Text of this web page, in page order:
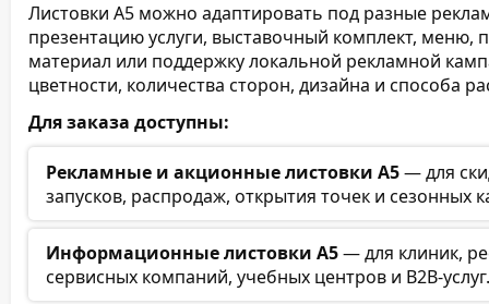
Листовки А5 можно адаптировать под разные
презентацию услуги, выставочный комплект,
материал или поддержку локальной рекламной
цветности, количества сторон, дизайна и способа
Для заказа доступны:
Рекламные и акционные листовки А5— для
запусков, распродаж, открытия точек и сезонных
Информационные листовки А5— для клиник,
сервисных компаний, учебных центров и B2B-услуг.